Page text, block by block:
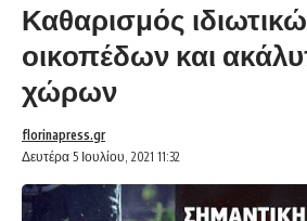
Καθαρισμός
οικοπέδων και
χώρων
Δευτέρα 5 Ιουλίου, 2021 11:32
florinapress.gr